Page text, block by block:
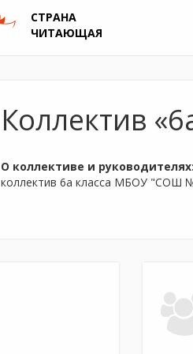
СТРАНА
ЧИТАЮЩАЯ
Коллектив
О коллективе и руководителях:
коллектив 6а класса МБОУ "СОШ